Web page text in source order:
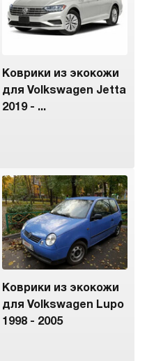
Коврики из экокожи
для Volkswagen Jetta
2019 - ...
Коврики из экокожи
для Volkswagen Lupo
1998 - 2005